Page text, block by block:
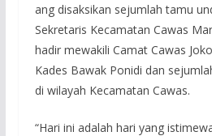
ang disaksikan sejumlah tamu
Sekretaris Kecamatan Cawas
hadir mewakili Camat Cawas
Kades Bawak Ponidi dan
di wilayah Kecamatan Cawas.
“Hari ini adalah hari yang